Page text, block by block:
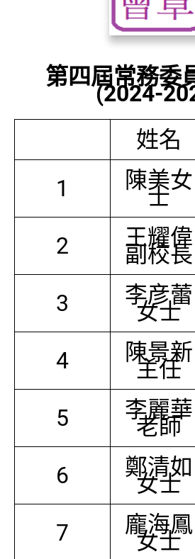
第四屆常務委
(2024-
姓名
1
陳美女
士
2 王耀偉
副校長
3 李彦蕾
女士
4 陳景新
主任
5 李麗華
老師
6 鄭清如
女士
7 龐海鳳
女士